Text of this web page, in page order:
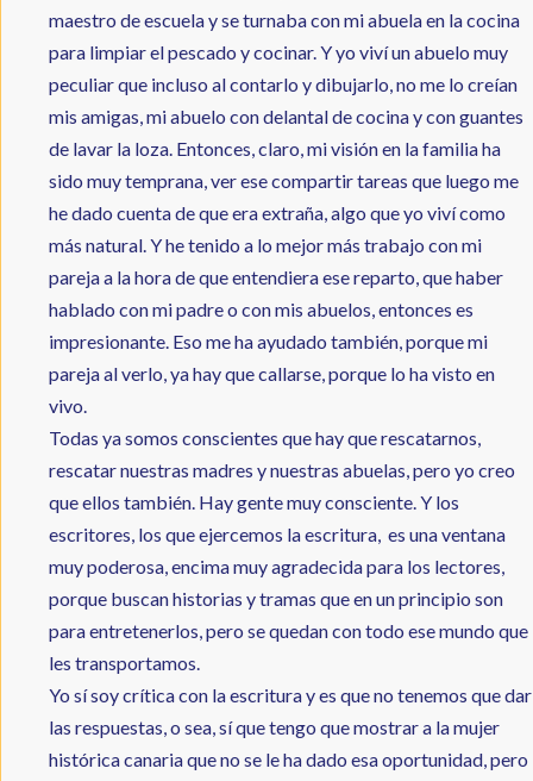
maestro de escuela y se turnaba con mi abuela en la cocina
para limpiar el pescado y cocinar. Y yo viví un abuelo muy
peculiar que incluso al contarlo y dibujarlo, no me lo creían
mis amigas, mi abuelo con delantal de cocina y con guantes
de lavar la loza. Entonces, claro, mi visión en la familia ha
sido muy temprana, ver ese compartir tareas que luego me
he dado cuenta de que era extraña, algo que yo viví como
más natural. Y he tenido a lo mejor más trabajo con mi
pareja a la hora de que entendiera ese reparto, que haber
hablado con mi padre o con mis abuelos, entonces es
impresionante. Eso me ha ayudado también, porque mi
pareja al verlo, ya hay que callarse, porque lo ha visto en
vivo.
Todas ya somos conscientes que hay que rescatarnos,
rescatar nuestras madres y nuestras abuelas, pero yo creo
que ellos también. Hay gente muy consciente. Y los
escritores, los que ejercemos la escritura, es una ventana
muy poderosa, encima muy agradecida para los lectores,
porque buscan historias y tramas que en un principio son
para entretenerlos, pero se quedan con todo ese mundo que
les transportamos.
Yo sí soy crítica con la escritura y es que no tenemos que dar
las respuestas, o sea, sí que tengo que mostrar a la mujer
histórica canaria que no se le ha dado esa oportunidad, pero